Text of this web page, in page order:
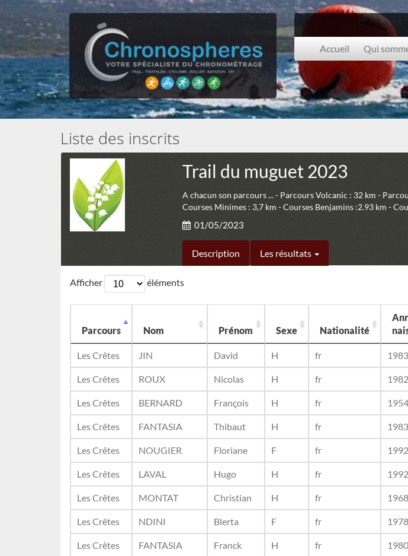
Accueil Qui
Liste des inscrits
Trail du muguet 2023
A chacun son parcours ... - Parcours Volcanic : 32 km -
Courses Minimes : 3,7 km - Courses Benjamins :2.93 km -
01/05/2023
Description Les résultats
Afficher éléments
Parcours Nom Prénom Sexe Nationalité
Les Crêtes JIN David H fr 1983
Les Crêtes ROUX Nicolas H fr 1982
Les Crêtes BERNARD François H fr 1954
Les Crêtes FANTASIA Thibaut H fr 1983
Les Crêtes NOUGIER Floriane F fr 1992
Les Crêtes LAVAL Hugo H fr 1992
Les Crêtes MONTAT Christian H fr 1968
Les Crêtes NDINI Blerta F fr 1978
Les Crêtes FANTASIA Franck H fr 1980